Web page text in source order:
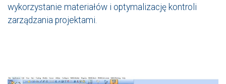
wykorzystanie materiałów i optymalizację kontroli
zarządzania projektami.